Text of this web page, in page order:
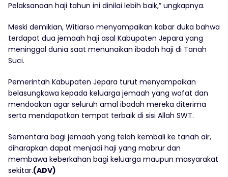
Pelaksanaan haji tahun ini dinilai lebih baik,” ungkapnya.
Meski demikian, Witiarso menyampaikan kabar duka bahwa
terdapat dua jemaah haji asal Kabupaten Jepara yang
meninggal dunia saat menunaikan ibadah haji di Tanah
Suci.
Pemerintah Kabupaten Jepara turut menyampaikan
belasungkawa kepada keluarga jemaah yang wafat dan
mendoakan agar seluruh amal ibadah mereka diterima
serta mendapatkan tempat terbaik di sisi Allah SWT.
Sementara bagi jemaah yang telah kembali ke tanah air,
diharapkan dapat menjadi haji yang mabrur dan
membawa keberkahan bagi keluarga maupun masyarakat
sekitar.(ADV)